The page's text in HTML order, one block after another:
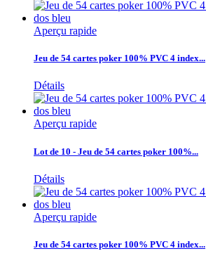
Aperçu rapide
Jeu de 54 cartes poker 100% PVC 4 index...
Détails
Aperçu rapide
Lot de 10 - Jeu de 54 cartes poker 100%...
Détails
Aperçu rapide
Jeu de 54 cartes poker 100% PVC 4 index...